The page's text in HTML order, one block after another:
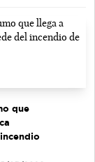
que